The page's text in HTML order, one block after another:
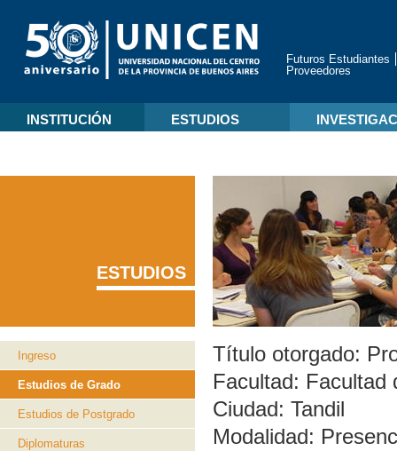
Futuros Estudiantes
Proveedores
INSTITUCIÓN ESTUDIOS
Título otorgado:
Facultad: Facultad
Ciudad: Tandil
Modalidad:
ESTUDIOS
Ingreso
Estudios de Grado
Estudios de Postgrado
Diplomaturas